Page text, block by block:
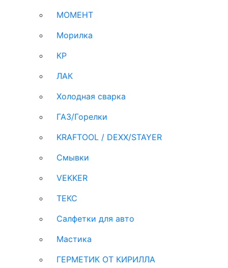
МОМЕНТ
Морилка
КР
ЛАК
Холодная сварка
ГАЗ/Горелки
KRAFTOOL / DEXX/STAYER
Смывки
VEKKER
ТЕКС
Салфетки для авто
Мастика
ГЕРМЕТИК ОТ КИРИЛЛА